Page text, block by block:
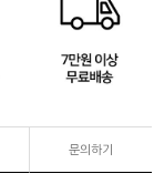
문의하기